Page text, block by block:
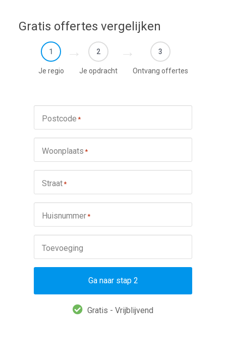
Gratis offertes vergelijken
1
Je regio
2
Je opdracht
3
Ontvang offertes
Postcode *
Woonplaats *
Straat*
Huisnummer*
Toevoeging
Ga naar stap 2
Gratis - Vrijblijvend